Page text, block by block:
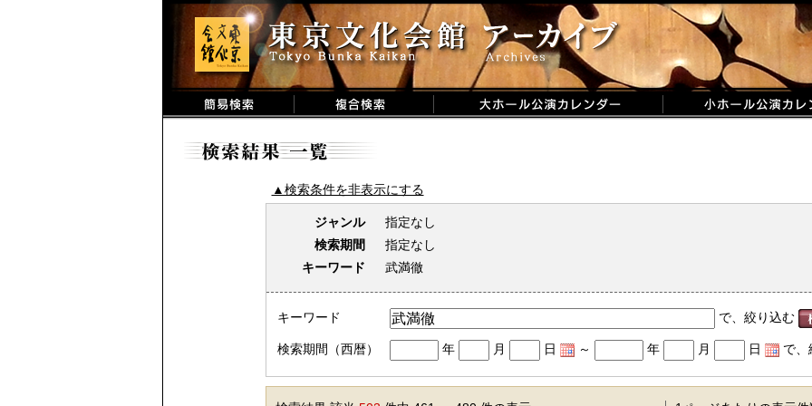
▲検索条件を非表示にする
ジャンル
指定なし
検索期間
指定なし
キーワード
武満徹
キーワード で、絞り込む
検索期間（西暦） 年 月 日 ～ 年 月 日 で